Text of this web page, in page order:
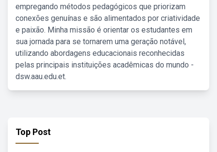
empregando métodos pedagógicos que priorizam
conexões genuínas e são alimentados por criatividade
e paixão. Minha missão é orientar os estudantes em
sua jornada para se tornarem uma geração notável,
utilizando abordagens educacionais reconhecidas
pelas principais instituições acadêmicas do mundo -
dsw.aau.edu.et.
Top Post